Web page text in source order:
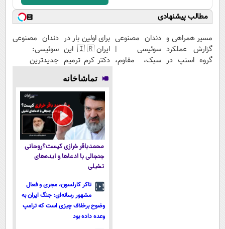
مطالب پیشنهادی
مسیر همراهی و
گزارش عملکرد
گروه اسنپ در
دندان مصنوعی
سوئیسی |
سبک، مقاوم،
برای اولین بار در
ایران🇮🇷 این
دکتر کرم ترمیم
کننده 23 روزه
ساخت!
دندان مصنوعی
سوئیسی:
جدیدترین
پرداخت قسطی
تماشاخانه
محمدباقر خرازی کیست؟روحانی
جنجالی با ادعاها و ایده‌های
تخیلی
تاکر کارلسون، مجری و فعال
مشهور رسانه‌ای: جنگ ایران به
وضوح برخلاف چیزی است که ترامپ
وعده داده بود